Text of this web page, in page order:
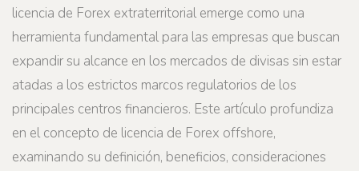
licencia de Forex extraterritorial emerge como una
herramienta fundamental para las empresas que buscan
expandir su alcance en los mercados de divisas sin estar
atadas a los estrictos marcos regulatorios de los
principales centros financieros. Este artículo profundiza
en el concepto de licencia de Forex offshore,
examinando su definición, beneficios, consideraciones